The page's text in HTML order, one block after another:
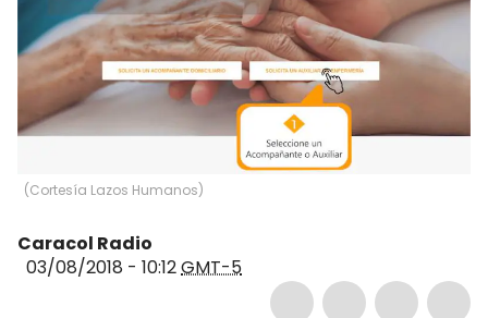
(Cortesía Lazos Humanos)
Caracol Radio
03/08/2018 - 10:12GMT-5